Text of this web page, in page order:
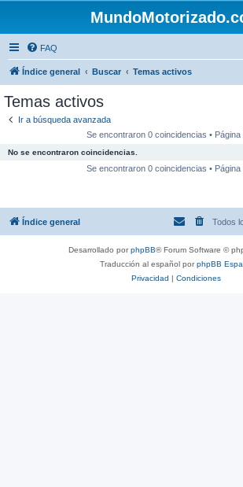
FAQ
Índice general Buscar Temas activos
Temas activos
Ir a búsqueda avanzada
Se encontraron 0 coincidencias • Página
No se encontraron coincidencias.
Se encontraron 0 coincidencias • Página
Índice general Todos
Desarrollado porphpBB® Forum Software ©
Traducción al español porphpBB
Privacidad | Condiciones